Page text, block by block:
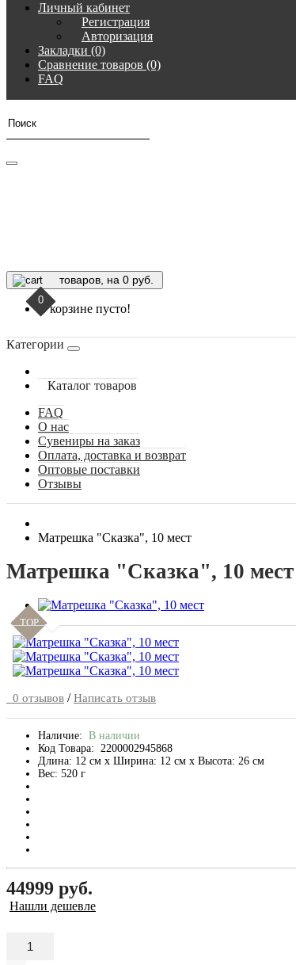
Личный кабинет
Регистрация
Авторизация
Закладки (0)
Сравнение товаров (0)
FAQ
0
товаров, на 0 руб.
В корзине пусто!
Категории
Каталог товаров
FAQ
О нас
Сувениры на заказ
Оплата, доставка и возврат
Оптовые поставки
Отзывы
Матрешка "Сказка", 10 мест
Матрешка "Сказка", 10 мест
TOP
0 отзывов / Написать отзыв
Наличие: В наличии
Код Товара: 2200002945868
Длина: 12 см x Ширина: 12 см x Высота: 26 см
Вес: 520 г
44999 руб.
Нашли дешевле